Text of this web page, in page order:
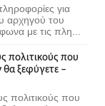
για
αρχηγού του
με τις πλη...
πολιτικούς που
θα ξεφύγετε –
πολιτικούς που